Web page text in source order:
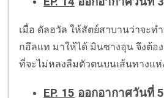
เมื่อ ดัลฮวัล ให้สัตย์สาบานว่าจะท
กอึลแท มาให้ได้ มินซางอุน จึงต้อ
ที่จะไม่หลงลืมตัวตนบนเส้นทางแ
EP. 15 ออกอากาศวันที่